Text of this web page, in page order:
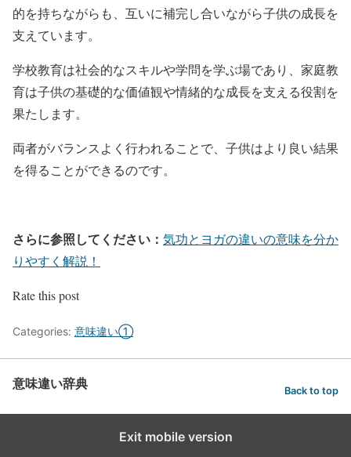
的を持ちながらも、互いに補完し合いながら子供の成長を
支えています。
学校教育は社会的なスキルや学問を学ぶ場であり、家庭教
育は子供の基礎的な価値観や情緒的な成長を支える役割を
果たします。
両者がバランスよく行われることで、子供はより良い結果
を得ることができるのです。
さらに参照してください： 気功とヨガの違いの意味を分か
りやすく解説！
Rate this post
Categories: 意味違い①
意味違い辞典 Back to top
Exit mobile version